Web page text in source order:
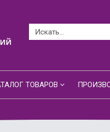
ТОВАРОВ